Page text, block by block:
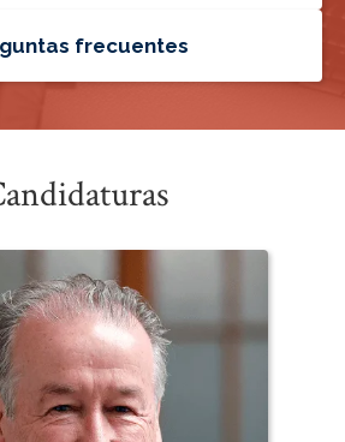
frecuentes